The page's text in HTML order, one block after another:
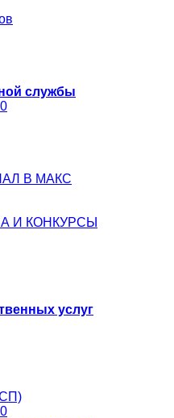
службы
В МАКС
И КОНКУРСЫ
услуг